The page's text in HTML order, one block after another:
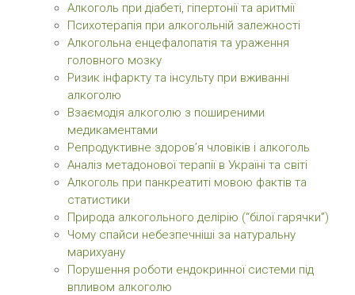
Алкоголь при діабеті, гіпертонії та аритмії
Психотерапія при алкогольній залежності
Алкогольна енцефалопатія та ураження
головного мозку
Ризик інфаркту та інсульту при вживанні
алкоголю
Взаємодія алкоголю з поширеними
медикаментами
Репродуктивне здоров’я чловіків і алкоголь
Аналіз метадонової терапії в Україні та світі
Алкоголь при панкреатиті мовою фактів та
статистики
Природа алкогольного делірію (“білої гарячки”)
Чому спайси небезпечніші за натуральну
марихуану
Порушення роботи ендокринної системи під
впливом алкоголю